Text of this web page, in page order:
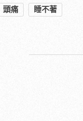
頭痛 睡不著